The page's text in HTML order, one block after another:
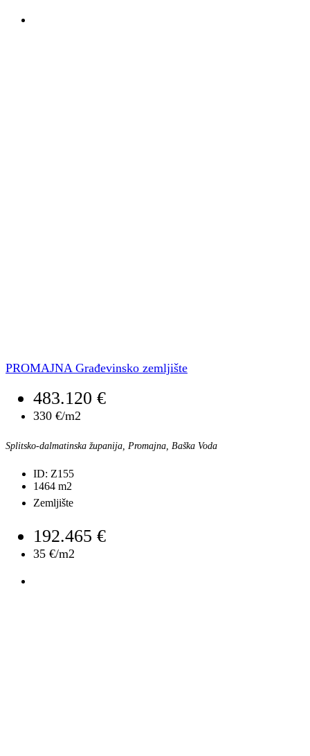
PROMAJNA Građevinsko zemljište
483.120 €
330 €/m2
Splitsko-dalmatinska županija, Promajna, Baška Voda
ID: Z155
1464 m2
Zemljište
192.465 €
35 €/m2